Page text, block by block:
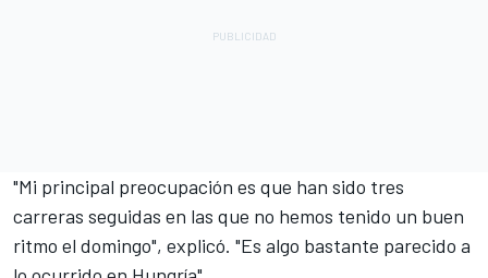
"Mi principal preocupación es que han sido tres
carreras seguidas en las que no hemos tenido un buen
ritmo el domingo", explicó. "Es algo bastante parecido a